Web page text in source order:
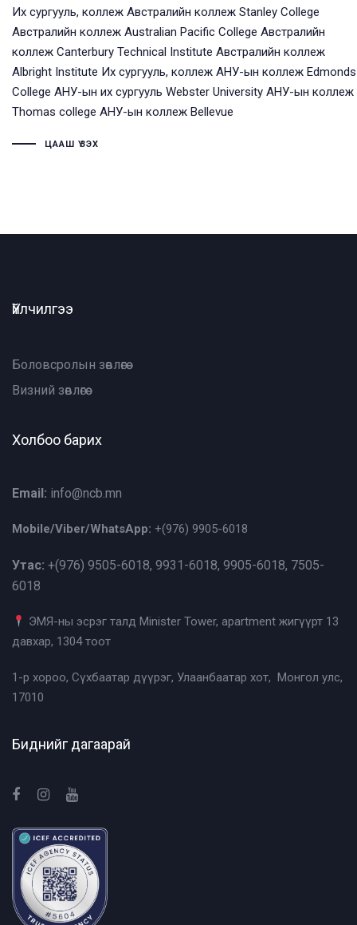
Их сургууль, коллеж Австралийн коллеж Stanley College
Австралийн коллеж Australian Pacific College Австралийн
коллеж Canterbury Technical Institute Австралийн коллеж
Albright Institute Их сургууль, коллеж АНУ-ын коллеж Edmonds
College АНУ-ын их сургууль Webster University АНУ-ын коллеж
Thomas college АНУ-ын коллеж Bellevue
ЦААШ ҮЗЭХ
Үйлчилгээ
Боловсролын зөвлөгөө
Визний зөвлөгөө
Холбоо барих
Email: info@ncb.mn
Mobile/Viber/WhatsApp: +(976) 9905-6018
Утас: +(976) 9505-6018, 9931-6018, 9905-6018, 7505-
6018
ЭМЯ-ны эсрэг талд Minister Tower, apartment жигүүрт 13
давхар, 1304 тоот
1-р хороо, Сүхбаатар дүүрэг, Улаанбаатар хот, Монгол улс,
17010
Биднийг дагаарай